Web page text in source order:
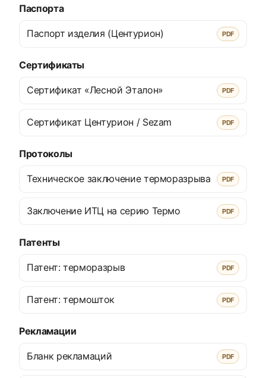
Паспорта
Паспорт изделия (Центурион) PDF
Сертификаты
Сертификат «Лесной Эталон» PDF
Сертификат Центурион / Sezam PDF
Протоколы
Техническое заключение терморазрыва PDF
Заключение ИТЦ на серию Термо PDF
Патенты
Патент: терморазрыв PDF
Патент: термошток PDF
Рекламации
Бланк рекламаций PDF